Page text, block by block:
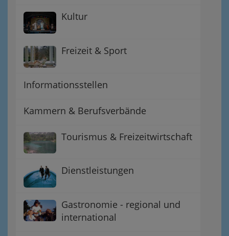
Kultur
Freizeit & Sport
Informationsstellen
Kammern & Berufsverbände
Tourismus & Freizeitwirtschaft
Dienstleistungen
Gastronomie - regional und
international